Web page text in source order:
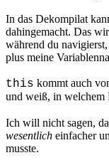
In das Dekompilat
dahingemacht. Das
während du
plus meine
this kommt auch
und weiß, in welchem
Ich will nicht sagen,
wesentlich einfacher
musste.